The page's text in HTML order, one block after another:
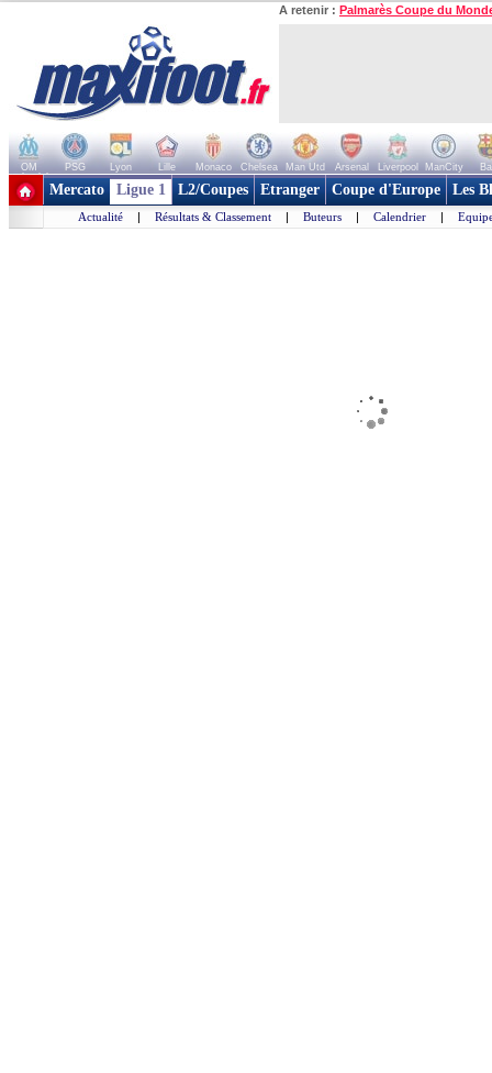
A retenir : Palmarès Coupe du
OM PSG Lyon Lille Monaco Chelsea Man Utd Arsenal Liverpool ManCity
+ de clubs
Mercato Ligue 1 L2/Coupes Etranger Coupe d'Europe Les
Actualité | Résultats & Classement | Buteurs | Calendrier |